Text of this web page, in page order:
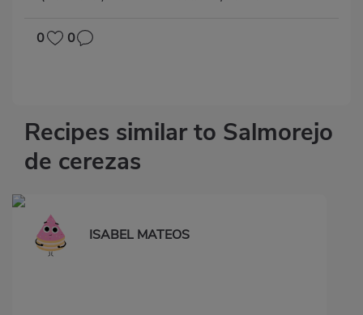
0 0
Recipes similar to Salmorejo
de cerezas
ISABEL MATEOS